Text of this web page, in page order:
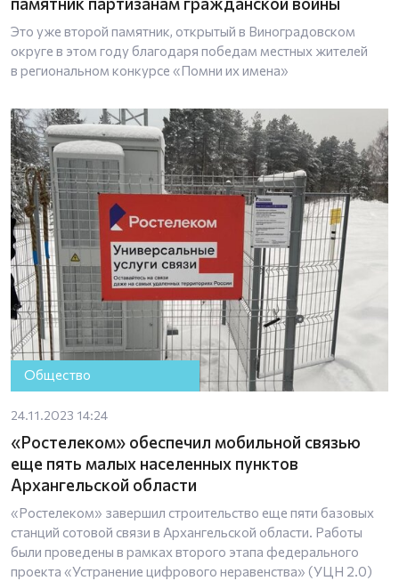
Это уже второй памятник, открытый в Виноградовском
округе в этом году благодаря победам местных жителей
в региональном конкурсе «Помни их имена»
Общество
24.11.2023 14:24
«Ростелеком» обеспечил мобильной связью
еще пять малых населенных пунктов
Архангельской области
«Ростелеком» завершил строительство еще пяти базовых
станций сотовой связи в Архангельской области. Работы
были проведены в рамках второго этапа федерального
проекта «Устранение цифрового неравенства» (УЦН 2.0)